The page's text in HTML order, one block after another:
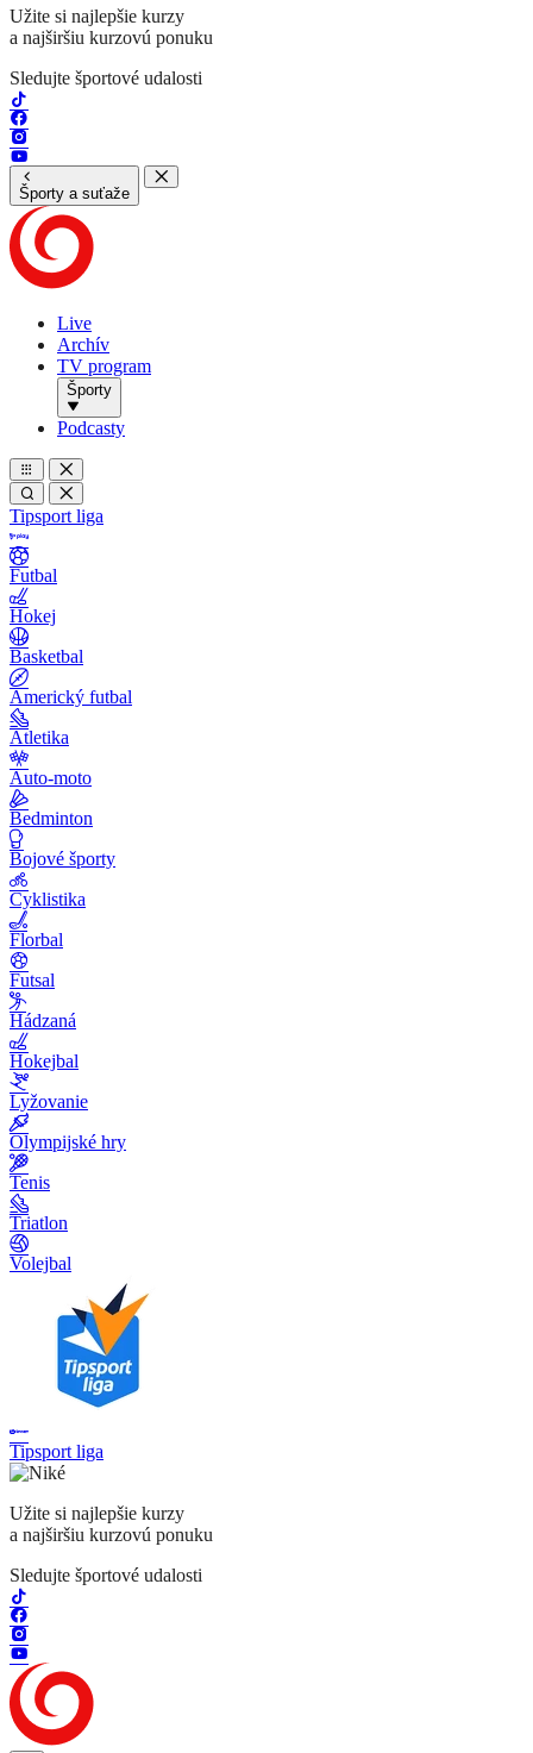
Užite si najlepšie kurzy
a najširšiu kurzovú ponuku
Sledujte športové udalosti
Športy a suťaže
Live
Archív
TV program
Športy
Podcasty
Tipsport liga
Futbal
Hokej
Basketbal
Americký futbal
Atletika
Auto-moto
Bedminton
Bojové športy
Cyklistika
Florbal
Futsal
Hádzaná
Hokejbal
Lyžovanie
Olympijské hry
Tenis
Triatlon
Volejbal
Tipsport liga
Užite si najlepšie kurzy
a najširšiu kurzovú ponuku
Sledujte športové udalosti